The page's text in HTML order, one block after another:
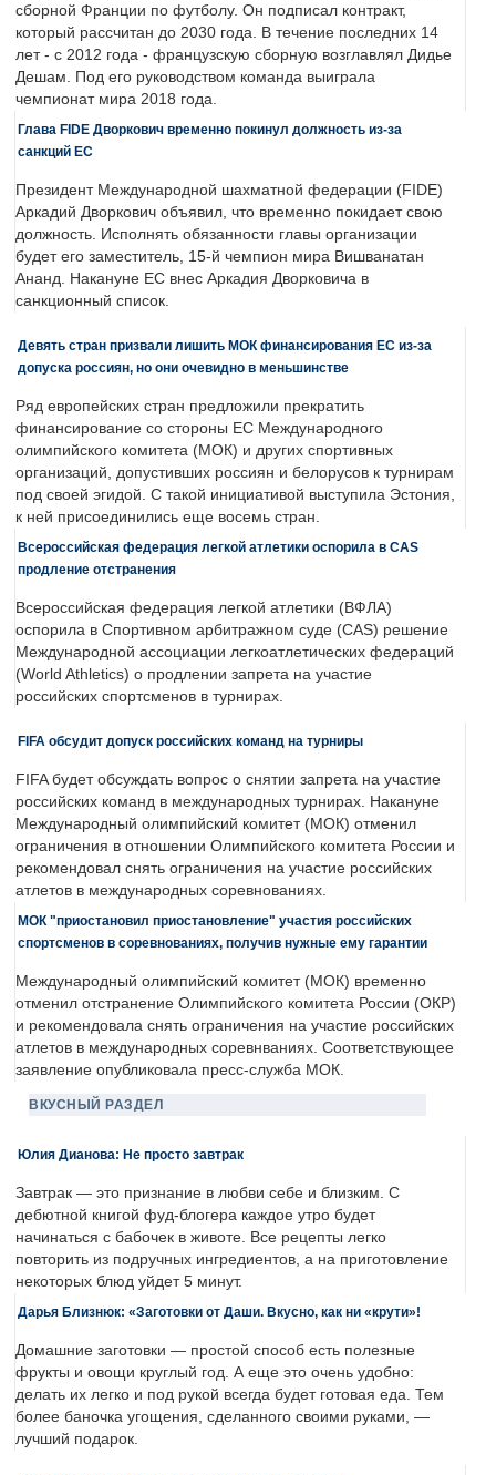
сборной Франции по футболу. Он подписал контракт,
который рассчитан до 2030 года. В течение последних 14
лет - с 2012 года - французскую сборную возглавлял Дидье
Дешам. Под его руководством команда выиграла
чемпионат мира 2018 года.
Глава FIDE Дворкович временно покинул должность из-за
санкций ЕС
Президент Международной шахматной федерации (FIDE)
Аркадий Дворкович объявил, что временно покидает свою
должность. Исполнять обязанности главы организации
будет его заместитель, 15-й чемпион мира Вишванатан
Ананд. Накануне ЕС внес Аркадия Дворковича в
санкционный список.
Девять стран призвали лишить МОК финансирования ЕС из-за
допуска россиян, но они очевидно в меньшинстве
Ряд европейских стран предложили прекратить
финансирование со стороны ЕС Международного
олимпийского комитета (МОК) и других спортивных
организаций, допустивших россиян и белорусов к турнирам
под своей эгидой. С такой инициативой выступила Эстония,
к ней присоединились еще восемь стран.
Всероссийская федерация легкой атлетики оспорила в CAS
продление отстранения
Всероссийская федерация легкой атлетики (ВФЛА)
оспорила в Спортивном арбитражном суде (CAS) решение
Международной ассоциации легкоатлетических федераций
(World Athletics) о продлении запрета на участие
российских спортсменов в турнирах.
FIFA обсудит допуск российских команд на турниры
FIFA будет обсуждать вопрос о снятии запрета на участие
российских команд в международных турнирах. Накануне
Международный олимпийский комитет (МОК) отменил
ограничения в отношении Олимпийского комитета России и
рекомендовал снять ограничения на участие российских
атлетов в международных соревнованиях.
МОК "приостановил приостановление" участия российских
спортсменов в соревнованиях, получив нужные ему гарантии
Международный олимпийский комитет (МОК) временно
отменил отстранение Олимпийского комитета России (ОКР)
и рекомендовала снять ограничения на участие российских
атлетов в международных соревнваниях. Соответствующее
заявление опубликовала пресс-служба МОК.
ВКУСНЫЙ РАЗДЕЛ
Юлия Дианова: Не просто завтрак
Завтрак — это признание в любви себе и близким. С
дебютной книгой фуд-блогера каждое утро будет
начинаться с бабочек в животе. Все рецепты легко
повторить из подручных ингредиентов, а на приготовление
некоторых блюд уйдет 5 минут.
Дарья Близнюк: «Заготовки от Даши. Вкусно, как ни «крути»!
Домашние заготовки — простой способ есть полезные
фрукты и овощи круглый год. А еще это очень удобно:
делать их легко и под рукой всегда будет готовая еда. Тем
более баночка угощения, сделанного своими руками, —
лучший подарок.